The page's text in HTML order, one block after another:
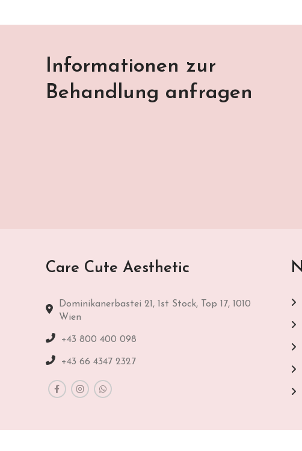
Informationen zur
Behandlung anfragen
Care Cute Aesthetic
Dominikanerbastei 21, 1st Stock, Top 17, 1010
Wien
+43 800 400 098
+43 66 4347 2327